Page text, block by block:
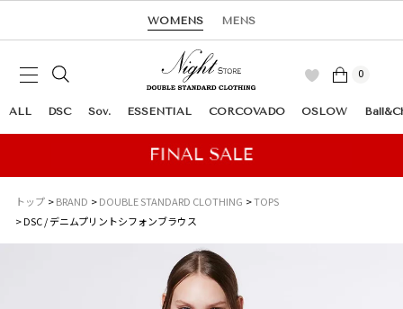
WOMENS MENS
0
ALL DSC Sov. ESSENTIAL CORCOVADO OSLOW
トップ BRAND DOUBLE STANDARD CLOTHING
TOPS
DSC / デニムプリントシフォンブラウス